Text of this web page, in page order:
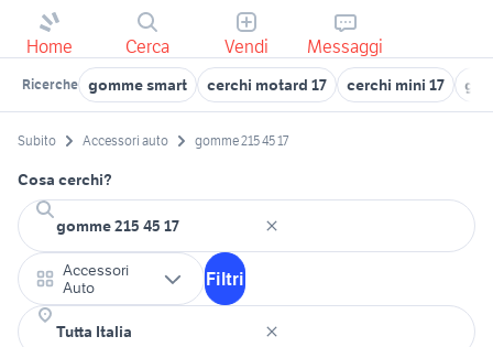
Home Cerca Vendi Messaggi
Ricerche gomme smart cerchi motard 17 cerchi mini 17
Subito Accessori auto gomme 215 45 17
Cosa cerchi?
Accessori
Auto
Filtri